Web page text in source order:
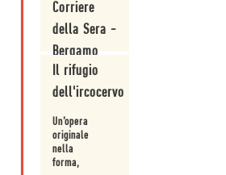
Corriere
della Sera -
Bergamo
Orecchio tra i
del Premio
Bergamo.
Il rifugio
dell'ircocervo
Un’opera
originale
nella
forma,